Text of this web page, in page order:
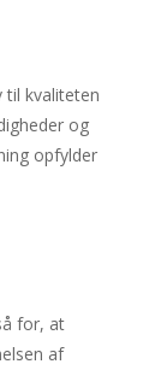
til kvaliteten
og
opfylder
for, at
af